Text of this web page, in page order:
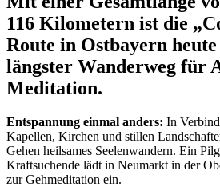
116 Kilometern ist die
Route in Ostbayern
längster Wanderweg für
Meditation.
Entspannung einmal anders: In
Kapellen, Kirchen und stillen
Gehen heilsames Seelenwandern. Ein
Kraftsuchende lädt in Neumarkt in der
zur Gehmeditation ein.